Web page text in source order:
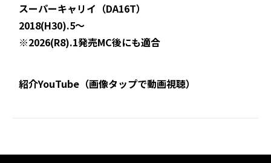
スーパーキャリイ（DA16T）
2018(H30).5〜
※2026(R8).1発売MC後にも適合
紹介YouTube（画像タップで動画視聴）